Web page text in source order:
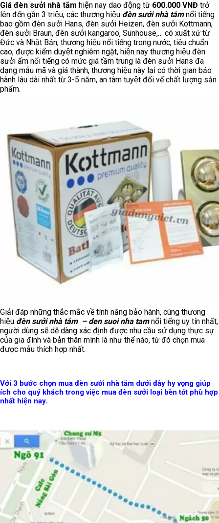
Giá đèn sưởi nhà tắm hiện nay dao động từ 600.000 VNĐ trở
lên đến gần 3 triệu, các thương hiệu đèn sưởi nhà tắmnổi tiếng
bao gồm đèn sưởi Hans, đèn sưởi Heizen, đèn sưởi Kottmann,
đèn sưởi Braun, đèn sưởi kangaroo, Sunhouse,… có xuất xứ từ
Đức và Nhật Bản, thương hiệu nổi tiếng trong nước, tiêu chuẩn
cao, được kiểm duyệt nghiêm ngặt, hiện nay thương hiệu đèn
sưởi ấm nổi tiếng có mức giá tầm trung là đèn sưởi Hans đa
dạng mẫu mã và giá thành, thương hiệu này lại có thời gian bảo
hành lâu dài nhất từ 3-5 năm, an tâm tuyệt đối vế chất lượng sản
phẩm.
Giải đáp những thắc mắc về tính năng bảo hành, cùng thương
hiệu đèn sưởi nhà tắm – den suoi nha tamnổi tiếng uy tín nhất,
người dùng sẽ dễ dàng xác định được nhu cầu sử dụng thực sự
của gia đình và bản thân mình là như thế nào, từ đó chọn mua
được mẫu thích hợp nhất.
Với 3 bước chọn mua đèn sưởi nhà tắm dưới đây hy vọng giúp
ích cho quý khách trong việc mua đèn sưởi loại bền tốt phù hợp
nhất hiện nay.